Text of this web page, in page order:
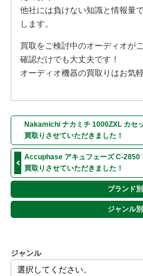
ジャンル
他社には負けない知識と情報量
します。
買取をご検討中のオーディオが
確認だけでも大丈夫です！
オーディオ機器の買取りはお気
Nakamichi ナカミチ 1000ZXL カセ
買取りさせていただきました！
Accuphase アキュフェーズ C-2850
買取りさせていただきました！
ブランド
ジャンル